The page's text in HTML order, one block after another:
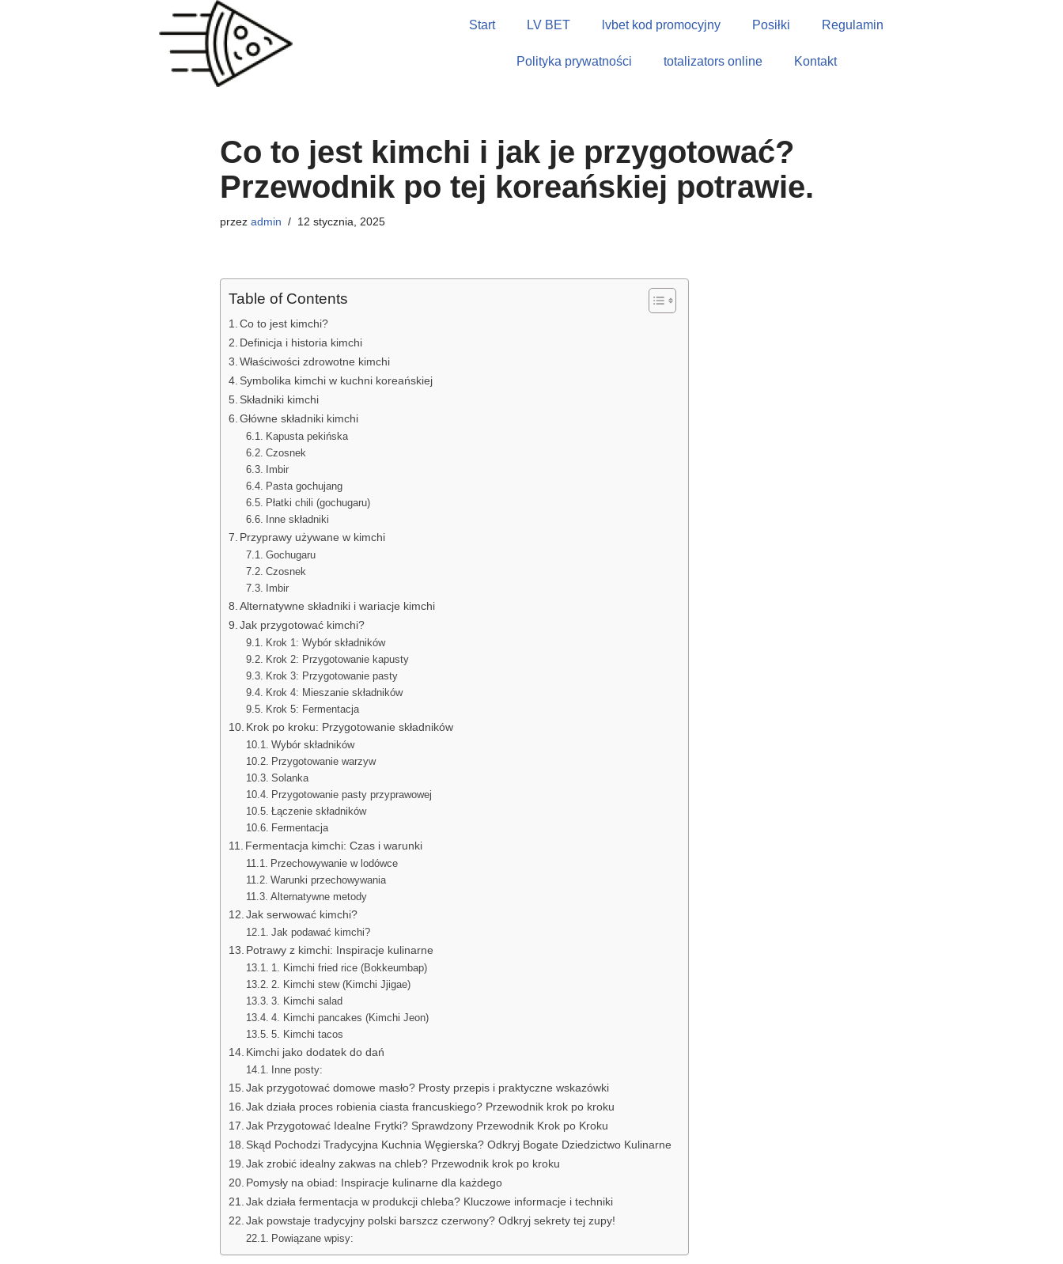
Start LV BET lvbet kod promocyjny Posiłki Regulamin
Polityka prywatności totalizators online Kontakt
Co to jest kimchi i jak je przygotować?
Przewodnik po tej koreańskiej potrawie.
przez admin 12 stycznia, 2025
Table of Contents
Co to jest kimchi?
Definicja i historia kimchi
Właściwości zdrowotne kimchi
Symbolika kimchi w kuchni koreańskiej
Składniki kimchi
Główne składniki kimchi
Kapusta pekińska
Czosnek
Imbir
Pasta gochujang
Płatki chili (gochugaru)
Inne składniki
Przyprawy używane w kimchi
Gochugaru
Czosnek
Imbir
Alternatywne składniki i wariacje kimchi
Jak przygotować kimchi?
Krok 1: Wybór składników
Krok 2: Przygotowanie kapusty
Krok 3: Przygotowanie pasty
Krok 4: Mieszanie składników
Krok 5: Fermentacja
Krok po kroku: Przygotowanie składników
Wybór składników
Przygotowanie warzyw
Solanka
Przygotowanie pasty przyprawowej
Łączenie składników
Fermentacja
Fermentacja kimchi: Czas i warunki
Przechowywanie w lodówce
Warunki przechowywania
Alternatywne metody
Jak serwować kimchi?
Jak podawać kimchi?
Potrawy z kimchi: Inspiracje kulinarne
1. Kimchi fried rice (Bokkeumbap)
2. Kimchi stew (Kimchi Jjigae)
3. Kimchi salad
4. Kimchi pancakes (Kimchi Jeon)
5. Kimchi tacos
Kimchi jako dodatek do dań
Inne posty:
Jak przygotować domowe masło? Prosty przepis i praktyczne wskazówki
Jak działa proces robienia ciasta francuskiego? Przewodnik krok po kroku
Jak Przygotować Idealne Frytki? Sprawdzony Przewodnik Krok po Kroku
Skąd Pochodzi Tradycyjna Kuchnia Węgierska? Odkryj Bogate Dziedzictwo Kulinarne
Jak zrobić idealny zakwas na chleb? Przewodnik krok po kroku
Pomysły na obiad: Inspiracje kulinarne dla każdego
Jak działa fermentacja w produkcji chleba? Kluczowe informacje i techniki
Jak powstaje tradycyjny polski barszcz czerwony? Odkryj sekrety tej zupy!
Powiązane wpisy: